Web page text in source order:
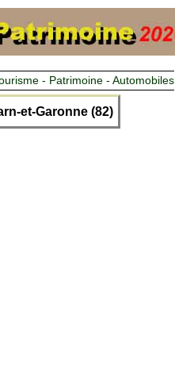
- Patrimoine - Automobiles
et-Garonne (82)